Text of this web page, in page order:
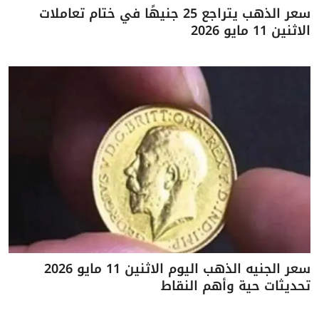
سعر الذهب يتراجع 25 جنيهًا في ختام تعاملات
الاثنين 11 مايو 2026
سعر الجنيه الذهب اليوم الاثنين 11 مايو 2026
تحديثات حية وأهم النقاط